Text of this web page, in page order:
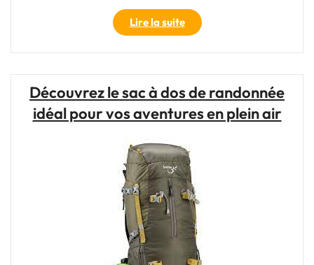
Lire la suite"Le
Sac
de
:
Votre
Indispensable
pour
les
Aventures
Actives"
Découvrez le sac à dos de randonnée
idéal pour vos aventures en plein air